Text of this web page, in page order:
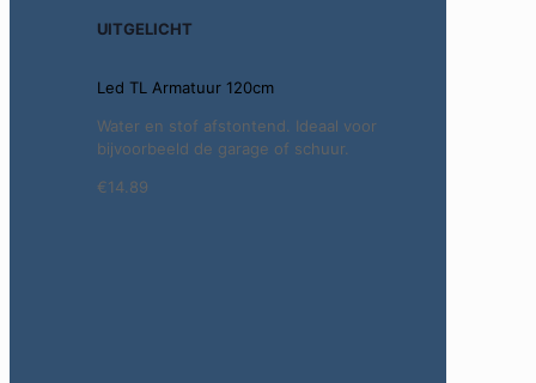
UITGELICHT
Led TL Armatuur 120cm
Water en stof afstontend. Ideaal voor
bijvoorbeeld de garage of schuur.
€14.89